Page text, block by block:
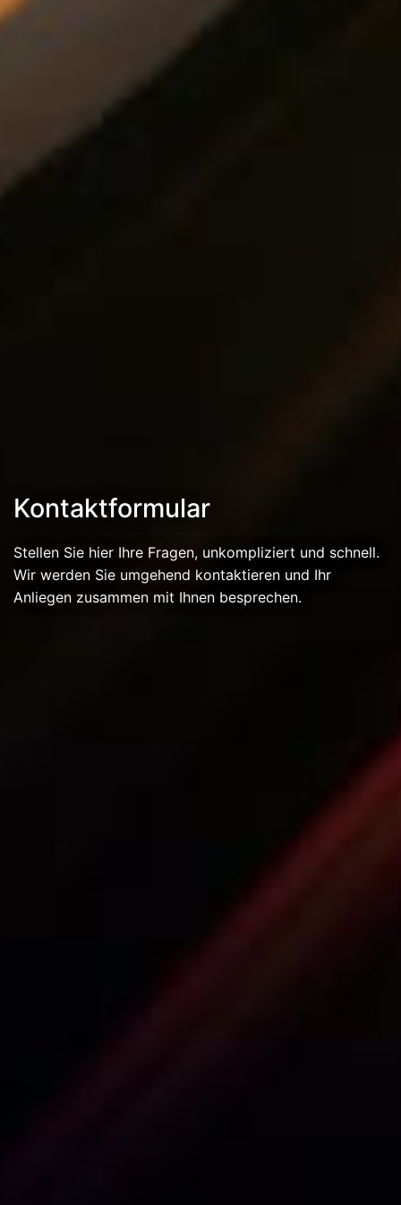
Kontaktformular
Stellen Sie hier Ihre Fragen, unkompliziert und schnell.
Wir werden Sie umgehend kontaktieren und Ihr
Anliegen zusammen mit Ihnen besprechen.